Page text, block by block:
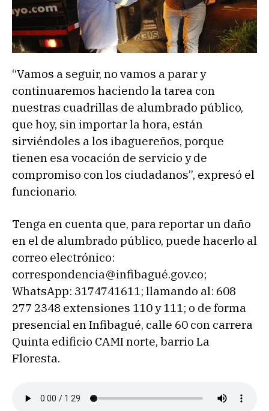
“Vamos a seguir, no vamos a parar y
continuaremos haciendo la tarea con
nuestras cuadrillas de alumbrado público,
que hoy, sin importar la hora, están
sirviéndoles a los ibaguereños, porque
tienen esa vocación de servicio y de
compromiso con los ciudadanos”, expresó el
funcionario.
Tenga en cuenta que, para reportar un daño
en el de alumbrado público, puede hacerlo al
correo electrónico:
correspondencia@infibagué.gov.co;
WhatsApp: 3174741611; llamando al: 608
277 2348 extensiones 110 y 111; o de forma
presencial en Infibagué, calle 60 con carrera
Quinta edificio CAMI norte, barrio La
Floresta.